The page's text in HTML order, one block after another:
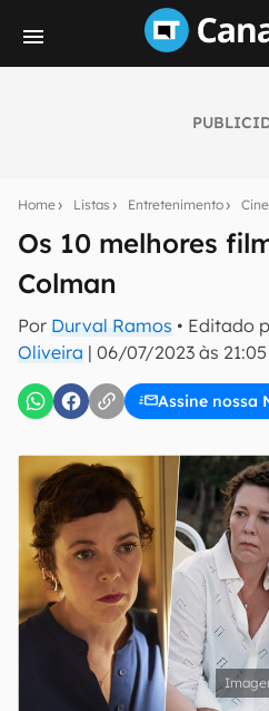
Home Listas Entretenimento
Os 10 melhores
Colman
Por Durval Ramos • Editado
Oliveira | 06/07/2023 às 21:05
Assine nossa
notícias e reviews sobre
mão.
E-mail
Uso e Política de Privacidade